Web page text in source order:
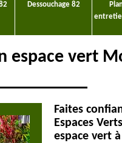
Dessouchage 82
espace vert
Faites
Espaces
espace vert